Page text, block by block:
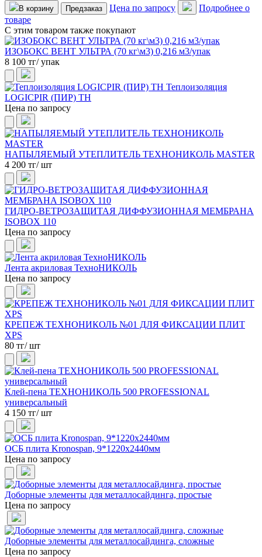
В корзину Предзаказ Цена по запросу
Подробнее о
товаре
С этим товаром также покупают
ИЗОБОКС ВЕНТ УЛЬТРА (70 кг\м3) 0,216 м3/упак
8 100 тг/ упак
Теплоизоляция
LOGICPIR (ПИР) ТН
Цена по запросу
НАПЫЛЯЕМЫЙ УТЕПЛИТЕЛЬ ТЕХНОНИКОЛЬ MASTER
4 200 тг/ шт
ГИДРО-ВЕТРОЗАЩИТАЯ ДИФФУЗИОННАЯ МЕМБРАНА
ISOBOX 110
Цена по запросу
Лента акриловая ТехноНИКОЛЬ
Цена по запросу
КРЕПЕЖ ТЕХНОНИКОЛЬ №01 ДЛЯ ФИКСАЦИИ ПЛИТ
XPS
80 тг/ шт
Клей-пена ТЕХНОНИКОЛЬ 500 PROFESSIONAL
универсальный
4 150 тг/ шт
ОСБ плита Kronospan, 9*1220х2440мм
Цена по запросу
Доборные элементы для металлосайдинга, простые
Цена по запросу
Доборные элементы для металлосайдинга, сложные
Цена по запросу